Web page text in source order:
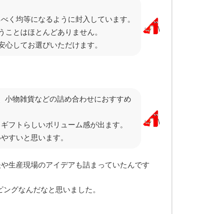
く均等になるように封入しています。
ことはほとんどありません。
してお選びいただけます。
小物雑貨などの詰め合わせにおすすめ
フトらしいボリューム感が出ます。
すいと思います。
生産現場のアイデアも詰まっていたんです
グなんだなと思いました。